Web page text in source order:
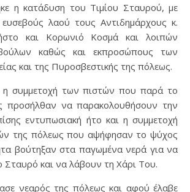
η κατάδυση του Τιμίου Σταυρού, με
λαού τους Αντιδημάρχους κ.
και Κορωνιό Κοσμά και λοιπών
καθώς και εκπροσώπους των
και της Πυροσβεστικής της πόλεως.
η συμμετοχή των πιστών που παρά το
προσήλθαν να παρακολουθήσουν την
εντυπωσιακή ήτο και η συμμετοχή
της πόλεως που αψήφησαν το ψύχος
βούτηξαν στα παγωμένα νερά για να
Σταυρό και να λάβουν τη Χάρι Του.
νεαρός της πόλεως και αφού έλαβε